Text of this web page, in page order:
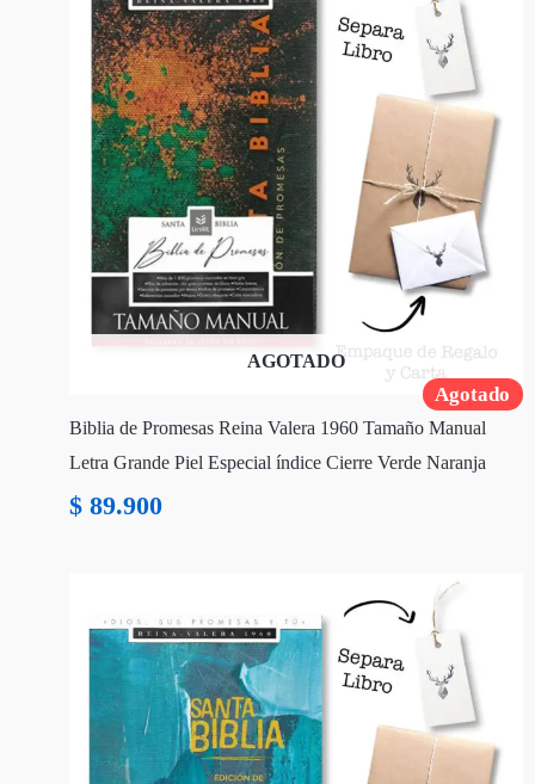
Agotado
AGOTADO
Biblia de Promesas Reina Valera 1960 Tamaño Manual
Letra Grande Piel Especial índice Cierre Verde Naranja
$ 89.900